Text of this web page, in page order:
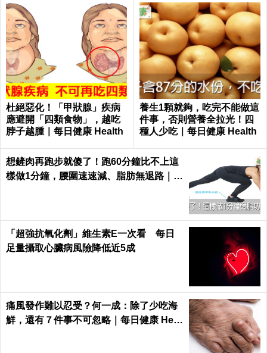
杜絕惡化！「甲狀腺」疾病
應避開「四類食物」，越吃
脖子越腫｜每日健康 Health
養生1顆就夠，吃完不能做這
件事，否則營養全拉光！四
種人少吃｜每日健康 Health
想鏟肉再跑步就傻了！跑60分鐘比不上這
樣做1分鐘，腰圍速速減、脂肪無退路｜每
「超強抗氧化劑」維生素E一次看 每日
足量攝取心臟病風險降低近5成
痛風發作難以忍受？何一成：除了少吃海
鮮，還有７件事不可忽略｜每日健康 Heal